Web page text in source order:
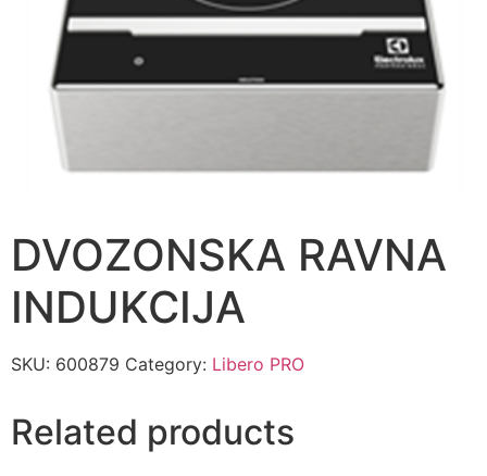
DVOZONSKA RAVNA
INDUKCIJA
SKU: 600879 Category: Libero PRO
Related products